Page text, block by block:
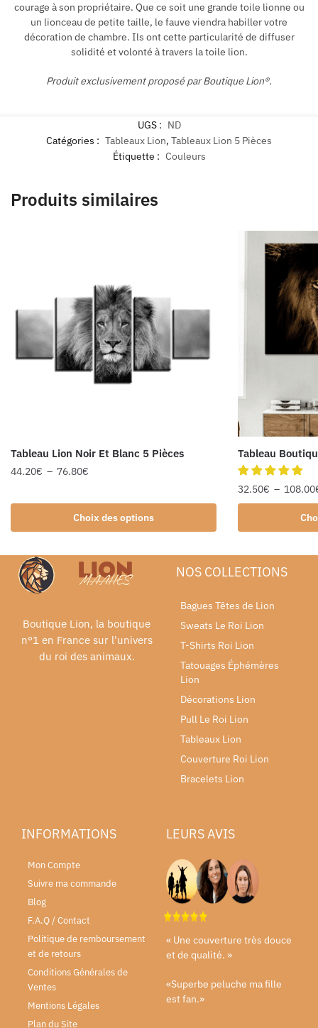
courage à son propriétaire. Que ce soit une grande toile lionne ou
un lionceau de petite taille, le fauve viendra habiller votre
décoration de chambre. Ils ont cette particularité de diffuser
solidité et volonté à travers la toile lion.
Produit exclusivement proposé par Boutique Lion®.
UGS : ND
Catégories : Tableaux Lion, Tableaux Lion 5 Pièces
Étiquette : Couleurs
Produits similaires
Tableau Lion Noir Et Blanc 5 Pièces
44.20€ – 76.80€
Choix des options
Tableau
32.50€ – 108.00
Boutique Lion, la boutique
n°1 en France sur l'univers
du roi des animaux.
NOS COLLECTIONS
Bagues Têtes de Lion
Sweats Le Roi Lion
T-Shirts Roi Lion
Tatouages Éphémères
Lion
Décorations Lion
Pull Le Roi Lion
Tableaux Lion
Couverture Roi Lion
Bracelets Lion
INFORMATIONS
Mon Compte
Suivre ma commande
Blog
F.A.Q / Contact
Politique de remboursement
et de retours
Conditions Générales de
Ventes
Mentions Légales
Plan du Site
LEURS AVIS
« Une couverture très douce
et de qualité. »
«Superbe peluche ma fille
est fan.»